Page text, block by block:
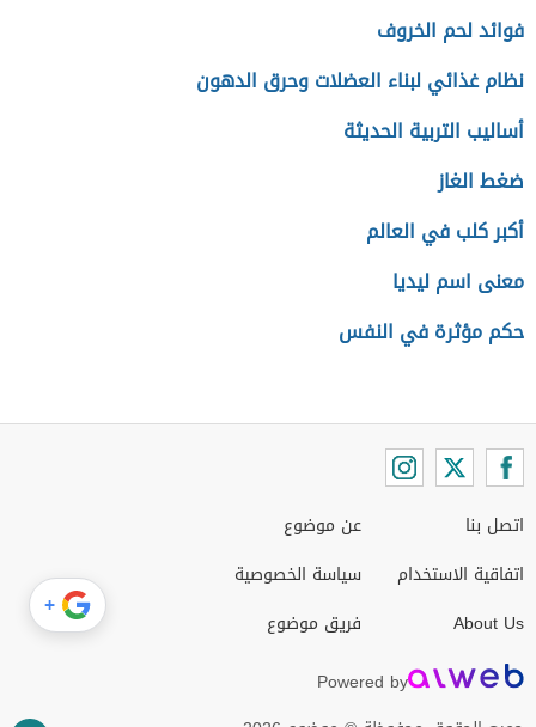
فوائد لحم الخروف
نظام غذائي لبناء العضلات وحرق الدهون
أساليب التربية الحديثة
ضغط الغاز
أكبر كلب في العالم
معنى اسم ليديا
حكم مؤثرة في النفس
اتصل بنا
اتفاقية الاستخدام
About Us
عن موضوع
سياسة الخصوصية
فريق موضوع
Powered by
+